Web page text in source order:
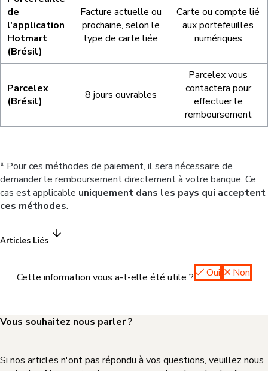
de
l'application
Hotmart
(Brésil)
Facture actuelle ou
prochaine, selon le
type de carte liée
Carte ou compte lié
aux portefeuilles
numériques
Parcelex
(Brésil)
8 jours ouvrables
Parcelex vous
contactera pour
effectuer le
remboursement
* Pour ces méthodes de paiement, il sera nécessaire de
demander le remboursement directement à votre banque. Ce
cas est applicable uniquement dans les pays qui acceptent
ces méthodes.
Articles Liés
Cette information vous a-t-elle été utile ? Oui Non
Vous souhaitez nous parler ?
Si nos articles n'ont pas répondu à vos questions, veuillez nous